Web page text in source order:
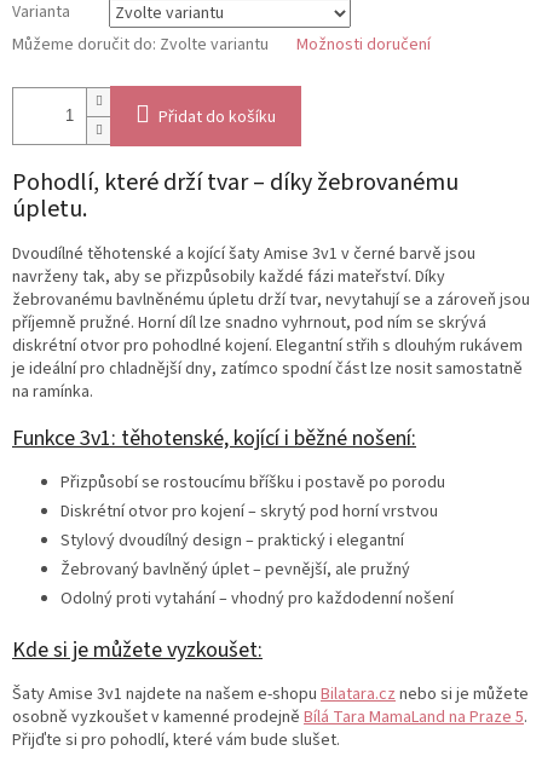
Varianta
Můžeme doručit do: Zvolte variantu Možnosti doručení
Přidat do košíku
Pohodlí, které drží tvar – díky žebrovanému
úpletu.
Dvoudílné těhotenské a kojící šaty Amise 3v1 v černé barvě jsou
navrženy tak, aby se přizpůsobily každé fázi mateřství. Díky
žebrovanému bavlněnému úpletu drží tvar, nevytahují se a zároveň jsou
příjemně pružné. Horní díl lze snadno vyhrnout, pod ním se skrývá
diskrétní otvor pro pohodlné kojení. Elegantní střih s dlouhým rukávem
je ideální pro chladnější dny, zatímco spodní část lze nosit samostatně
na ramínka.
Funkce 3v1: těhotenské, kojící i běžné nošení:
Přizpůsobí se rostoucímu bříšku i postavě po porodu
Diskrétní otvor pro kojení – skrytý pod horní vrstvou
Stylový dvoudílný design – praktický i elegantní
Žebrovaný bavlněný úplet – pevnější, ale pružný
Odolný proti vytahání – vhodný pro každodenní nošení
Kde si je můžete vyzkoušet:
Šaty Amise 3v1 najdete na našem e-shopu Bilatara.cz nebo si je můžete
osobně vyzkoušet v kamenné prodejně Bílá Tara MamaLand na Praze 5.
Přijďte si pro pohodlí, které vám bude slušet.